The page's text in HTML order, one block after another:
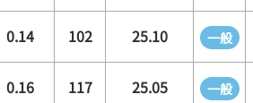
0.14 102 25.10 一般
0.16 117 25.05 一般